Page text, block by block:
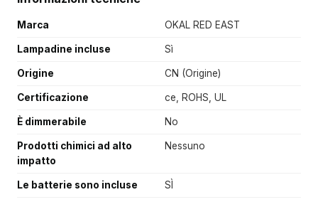
Marca OKAL RED EAST
Lampadine incluse Sì
Origine CN (Origine)
Certificazione ce, ROHS, UL
È dimmerabile No
Prodotti chimici ad alto
impatto
Nessuno
Le batterie sono incluse SÌ